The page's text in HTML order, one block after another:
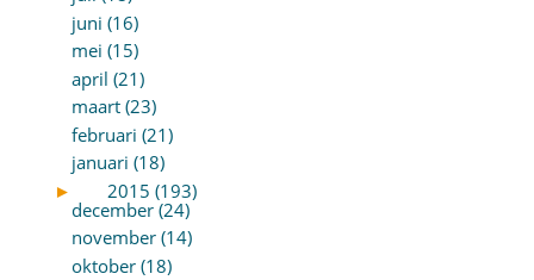
juni (16)
mei (15)
april (21)
maart (23)
februari (21)
januari (18)
►
2015 (193)
december (24)
november (14)
oktober (18)